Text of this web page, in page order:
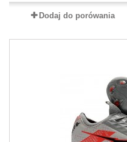
Dodaj do porówania